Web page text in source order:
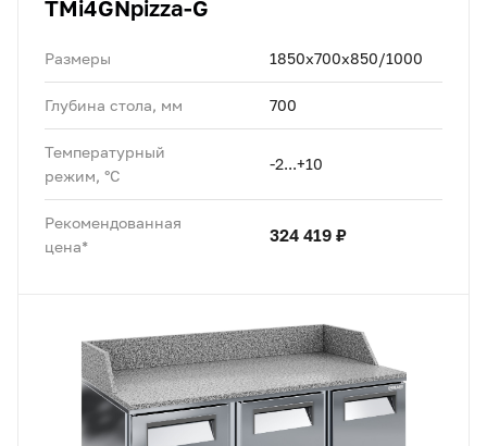
TMi4GNpizza-G
Размеры 1850x700x850/1000
Глубина стола, мм 700
Температурный
режим, °C
-2...+10
Рекомендованная
цена*
324 419 ₽